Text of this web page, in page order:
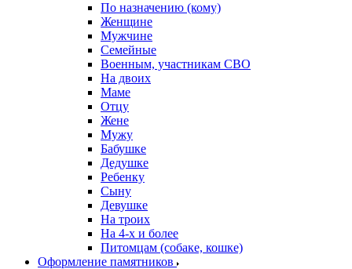
По назначению (кому)
Женщине
Мужчине
Семейные
Военным, участникам СВО
На двоих
Маме
Отцу
Жене
Мужу
Бабушке
Дедушке
Ребенку
Сыну
Девушке
На троих
На 4-х и более
Питомцам (собаке, кошке)
Оформление памятников